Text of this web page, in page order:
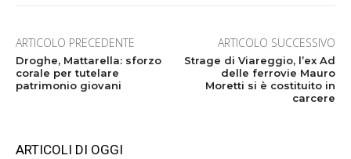
ARTICOLO PRECEDENTE
Droghe, Mattarella: sforzo
corale per tutelare
patrimonio giovani
ARTICOLO SUCCESSIVO
Strage di Viareggio, l’ex Ad
delle ferrovie Mauro
Moretti si è costituito in
carcere
ARTICOLI DI OGGI